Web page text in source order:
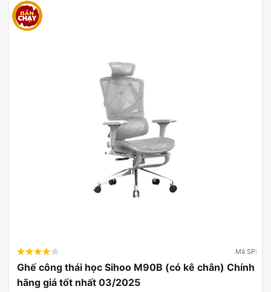
Mã SP:
Ghế công thái học Sihoo M90B (có kê chân) Chính
hãng giá tốt nhất 03/2025